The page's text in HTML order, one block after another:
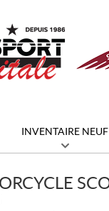
INVENTAIRE NEUF